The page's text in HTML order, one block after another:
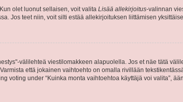
olet luonut sellaisen, voit valita Lisää allekirjoitus-valinnan
Jos teet niin, voit silti estää allekirjoituksen liittämisen
välilehteä viestilomakkeen alapuolella. Jos et näe tätä
että jokainen vaihtoehto on omalla rivillään
voting under “Kuinka monta vaihtoehtoa käyttäjä voi valita”,